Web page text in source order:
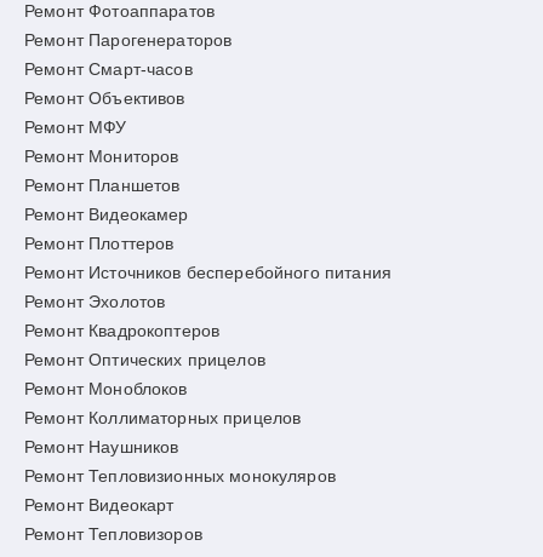
Ремонт Фотоаппаратов
Ремонт Парогенераторов
Ремонт Смарт-часов
Ремонт Объективов
Ремонт МФУ
Ремонт Мониторов
Ремонт Планшетов
Ремонт Видеокамер
Ремонт Плоттеров
Ремонт Источников бесперебойного питания
Ремонт Эхолотов
Ремонт Квадрокоптеров
Ремонт Оптических прицелов
Ремонт Моноблоков
Ремонт Коллиматорных прицелов
Ремонт Наушников
Ремонт Тепловизионных монокуляров
Ремонт Видеокарт
Ремонт Тепловизоров